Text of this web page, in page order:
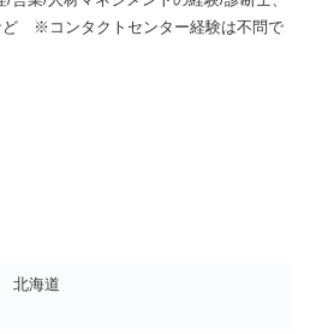
ど ※コンタクトセンター経験は不問で
北海道